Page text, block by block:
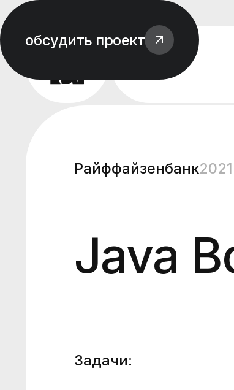
Райффайзенбанк2021
Java
Задачи:
обсудить проект